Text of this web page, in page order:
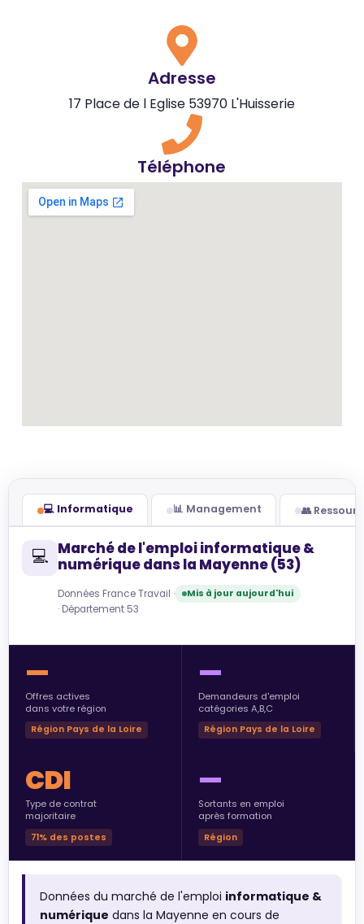
Adresse
17 Place de l Eglise 53970 L'Huisserie
Téléphone
💻 Informatique 📊 Management 👥
💻 Marché de l'emploi informatique &
numérique dans la Mayenne (53)
Données France Travail · Mis à jour aujourd'hui
· Département 53
—
Offres actives
dans votre région
Région Pays de la Loire
—
Demandeurs d'emploi
catégories A,B,C
Région Pays de la Loire
CDI
Type de contrat
majoritaire
71% des postes
—
Sortants en emploi
après formation
Région
Données du marché de l'emploi informatique &
numérique dans la Mayenne en cours de